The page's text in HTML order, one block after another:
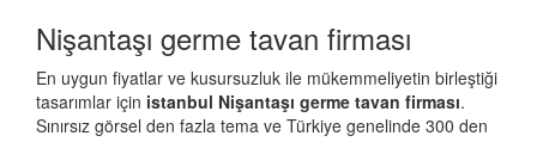
Nişantaşı germe tavan firması
En uygun fiyatlar ve kusursuzluk ile mükemmeliyetin birleştiği
tasarımlar için istanbul Nişantaşı germe tavan firması.
Sınırsız görsel den fazla tema ve Türkiye genelinde 300 den